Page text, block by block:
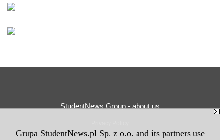
Grupa StudentNews.pl Sp. z o.o. and its partners use
StudentNews Group - about us